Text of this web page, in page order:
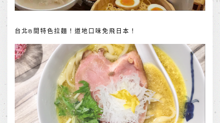
台北8間特色拉麵！道地口味免飛日本！